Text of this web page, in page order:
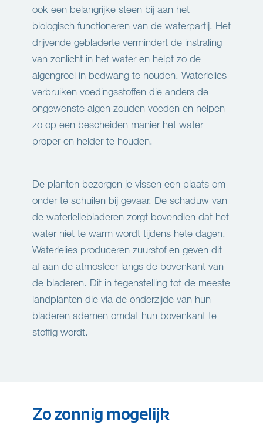
ook een belangrijke steen bij aan het
biologisch functioneren van de waterpartij. Het
drijvende gebladerte vermindert de instraling
van zonlicht in het water en helpt zo de
algengroei in bedwang te houden. Waterlelies
verbruiken voedingsstoffen die anders de
ongewenste algen zouden voeden en helpen
zo op een bescheiden manier het water
proper en helder te houden.
De planten bezorgen je vissen een plaats om
onder te schuilen bij gevaar. De schaduw van
de waterleliebladeren zorgt bovendien dat het
water niet te warm wordt tijdens hete dagen.
Waterlelies produceren zuurstof en geven dit
af aan de atmosfeer langs de bovenkant van
de bladeren. Dit in tegenstelling tot de meeste
landplanten die via de onderzijde van hun
bladeren ademen omdat hun bovenkant te
stoffig wordt.
Zo zonnig mogelijk